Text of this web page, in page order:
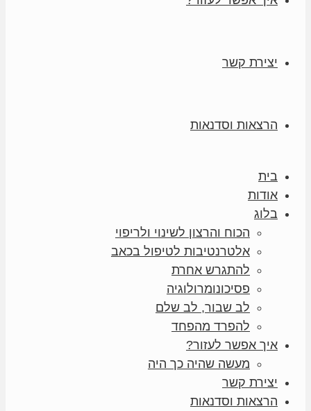
יצירת קשר
הרצאות וסדנאות
בית
אודות
בלוג
הכוח והרצון לשינוי ולריפוי
אלטרנטיבות לטיפול בכאב
להתגרש אחרת
פסיכונומרולוגיה
לב שבור, לב שלם
להפרד מהפחד
איך אפשר לעזור?
מעשה שהיה כך היה
יצירת קשר
הרצאות וסדנאות